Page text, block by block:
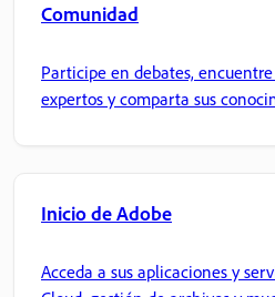
Comunidad
Participe en debates,
expertos y comparta sus
Inicio de Adobe
Acceda a sus aplicaciones y